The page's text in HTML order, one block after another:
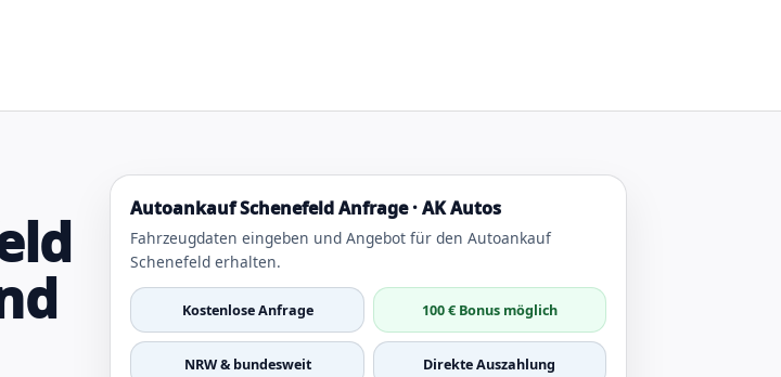
Autoankauf Schenefeld Anfrage · AK Autos
Fahrzeugdaten eingeben und Angebot für den Autoankauf
Schenefeld erhalten.
Kostenlose Anfrage 100 € Bonus möglich
NRW & bundesweit Direkte Auszahlung